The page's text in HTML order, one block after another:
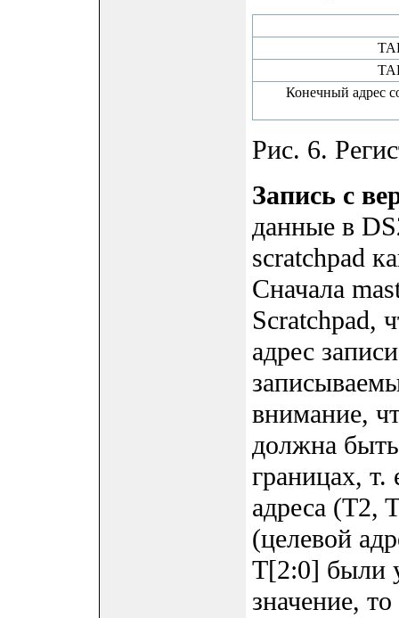
Конечный адрес
Рис. 6.
Запись с
данные в
scratchpad
Сначала
Scratchpad,
адрес
внимание,
должна
границах, т.
адреса (T2,
(целевой
T[2:0] были
значение,